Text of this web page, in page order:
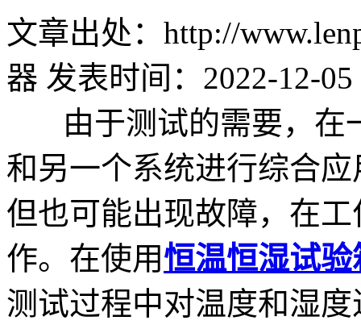
文章出处：http://
器 发表时间：2022-12-05
由于测试的需要，在
和另一个系统进行综合
但也可能出现故障，在
作。在使用恒温恒湿试验
测试过程中对温度和湿